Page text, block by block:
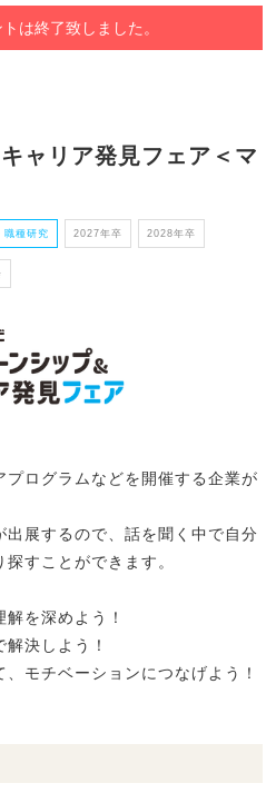
は終了致しました。
ャリア発見フェア＜マ
職種研究 2027年卒 2028年卒
プログラムなどを開催する企業が
展するので、話を聞く中で自分
すことができます。
を深めよう！
決しよう！
、モチベーションにつなげよう！